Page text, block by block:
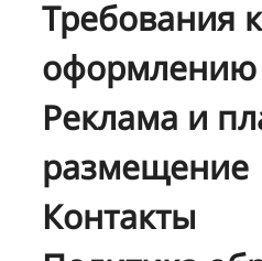
Требования к
оформлению
Реклама и
размещение
Контакты